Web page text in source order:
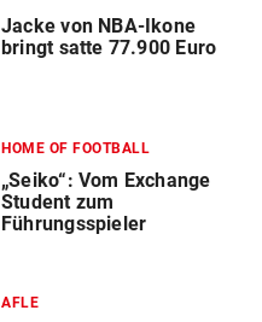
Jacke von NBA-Ikone
bringt satte 77.900 Euro
HOME OF FOOTBALL
„Seiko“: Vom Exchange
Student zum
Führungsspieler
AFLE